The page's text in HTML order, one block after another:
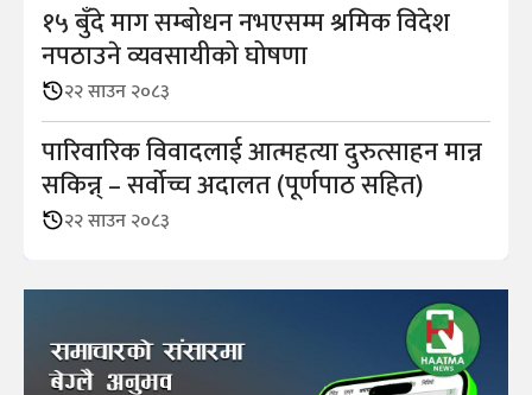
१५ बुँदे माग सम्बोधन नभएसम्म श्रमिक विदेश
नपठाउने व्यवसायीको घोषणा
२२ साउन २०८३
पारिवारिक विवादलाई आत्महत्या दुरुत्साहन मान्न
सकिन्न् – सर्वोच्च अदालत (पूर्णपाठ सहित)
२२ साउन २०८३